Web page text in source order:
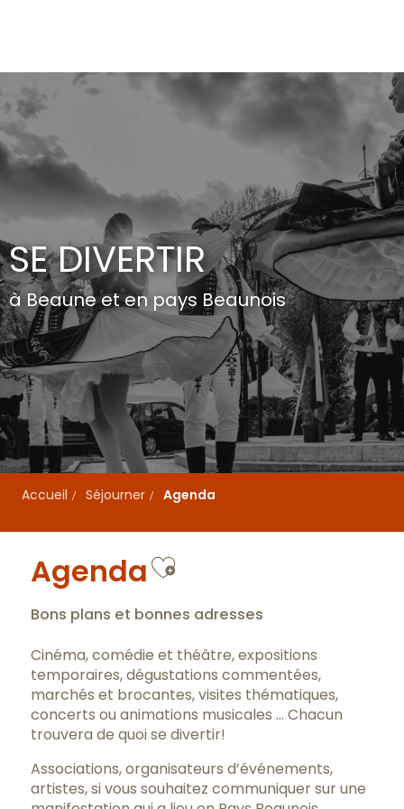
SE DIVERTIR
à Beaune et en pays Beaunois
Accueil Séjourner Agenda
AgendaAjouter aux
Bons plans et bonnes adresses
Cinéma, comédie et théâtre, expositions
temporaires, dégustations commentées,
marchés et brocantes, visites thématiques,
concerts ou animations musicales … Chacun
trouvera de quoi se divertir!
Associations, organisateurs d’événements,
artistes, si vous souhaitez communiquer sur une